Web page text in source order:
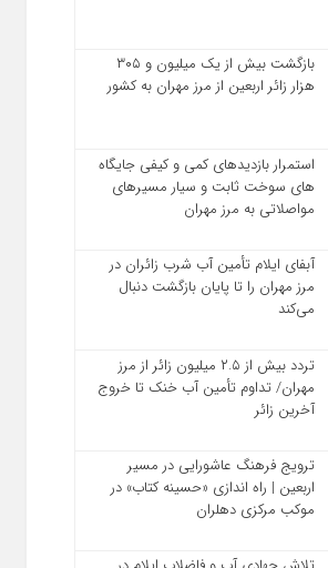
بازگشت بیش از یک میلیون و ۳۰۵
هزار زائر اربعین از مرز مهران به کشور
استمرار بازدیدهای کمی و کیفی جایگاه‌
های سوخت ثابت و سیار مسیرهای
مواصلاتی به مرز مهران
آبفای ایلام تأمین آب شرب زائران در
مرز مهران را تا پایان بازگشت دنبال
می‌کند
تردد بیش از ۲.۵ میلیون زائر از مرز
مهران/ تداوم تأمین آب خنک تا خروج
آخرین زائر
ترویج فرهنگ عاشورایی در مسیر
اربعین | راه‌ اندازی «حسینه کتاب» در
موکب مرکزی دهلران